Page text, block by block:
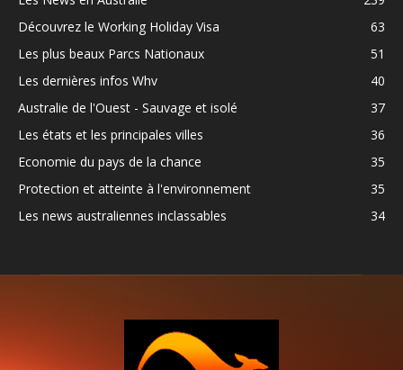
Découvrez le Working Holiday Visa
63
Les plus beaux Parcs Nationaux
51
Les dernières infos Whv
40
Australie de l'Ouest - Sauvage et isolé
37
Les états et les principales villes
36
Economie du pays de la chance
35
Protection et atteinte à l'environnement
35
Les news australiennes inclassables
34